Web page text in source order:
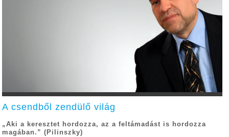
A csendből zendülő világ
„Aki a keresztet hordozza, az a feltámadást is hordozza
magában.” (Pilinszky)